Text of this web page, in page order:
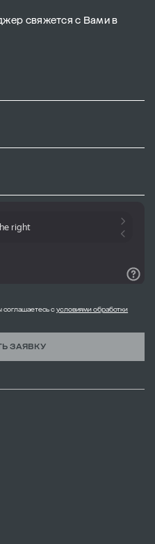
свяжется с Вами в
соглашаетесь сусловиями обработки
ЗАЯВКУ